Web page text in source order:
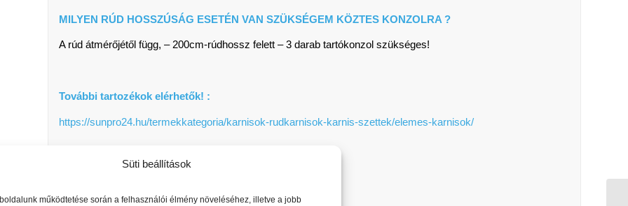
Süti beállítások
működtetése során a felhasználói élmény növeléséhez, illetve a jobb
MILYEN RÚD HOSSZÚSÁG ESETÉN VAN SZÜKSÉGEM KÖZTES KONZOLRA ?
A rúd átmérőjétől függ, – 200cm-rúdhossz felett – 3 darab tartókonzol szükséges!
További tartozékok elérhetők! :
https://sunpro24.hu/termekkategoria/karnisok-rudkarnisok-karnis-szettek/elemes-karnisok/
Milyen hosszú – mekkora karnist válasszak?